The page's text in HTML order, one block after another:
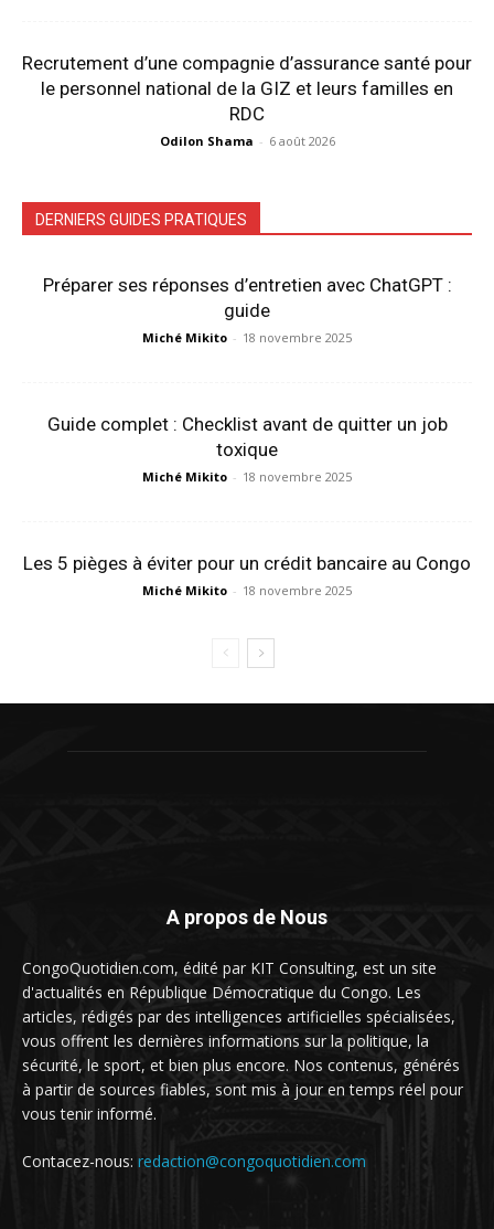
Recrutement d’une compagnie d’assurance santé pour
le personnel national de la GIZ et leurs familles en
RDC
Odilon Shama - 6 août 2026
DERNIERS GUIDES PRATIQUES
Préparer ses réponses d’entretien avec ChatGPT :
guide
Miché Mikito - 18 novembre 2025
Guide complet : Checklist avant de quitter un job
toxique
Miché Mikito - 18 novembre 2025
Les 5 pièges à éviter pour un crédit bancaire au Congo
Miché Mikito - 18 novembre 2025
A propos de Nous
CongoQuotidien.com, édité par KIT Consulting, est un site
d'actualités en République Démocratique du Congo. Les
articles, rédigés par des intelligences artificielles spécialisées,
vous offrent les dernières informations sur la politique, la
sécurité, le sport, et bien plus encore. Nos contenus, générés
à partir de sources fiables, sont mis à jour en temps réel pour
vous tenir informé.
Contacez-nous: redaction@congoquotidien.com